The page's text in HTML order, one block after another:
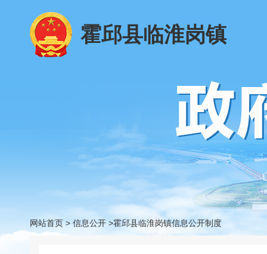
霍邱县临淮岗镇
网站首页 > 信息公开 >霍邱县临淮岗镇信息公开制度